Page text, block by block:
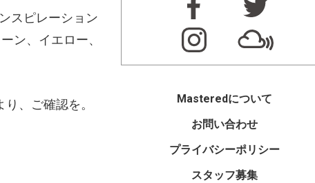
スピレーション
ン、イエロー、
、ご確認を。
Masteredについて
お問い合わせ
プライバシーポリシー
スタッフ募集